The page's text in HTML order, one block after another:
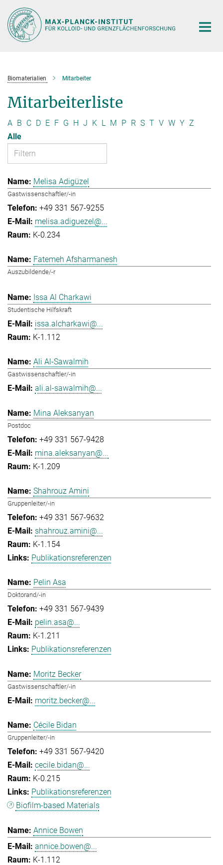
Hauptinhalt
Biomaterialien Mitarbeiter
Mitarbeiterliste
A B C D E F G H J K L M P R S T V W Y Z
Alle
Melisa Adigüzel
Gastwissenschaftler/-in
+49 331 567-9255
melisa.adiguezel@...
K-0.234
Fatemeh Afsharmanesh
Auszubildende/-r
Issa Al Charkawi
Studentische Hilfskraft
issa.alcharkawi@...
K-1.112
Ali Al-Sawalmih
Gastwissenschaftler/-in
ali.al-sawalmih@...
Mina Aleksanyan
Postdoc
+49 331 567-9428
mina.aleksanyan@...
K-1.209
Shahrouz Amini
Gruppenleiter/-in
+49 331 567-9632
shahrouz.amini@...
K-1.154
Publikationsreferenzen
Pelin Asa
Doktorand/-in
+49 331 567-9439
pelin.asa@...
K-1.211
Publikationsreferenzen
Moritz Becker
Gastwissenschaftler/-in
moritz.becker@...
Cécile Bidan
Gruppenleiter/-in
+49 331 567-9420
cecile.bidan@...
K-0.215
Publikationsreferenzen
Biofilm-based Materials
Annice Bowen
annice.bowen@...
K-1.112